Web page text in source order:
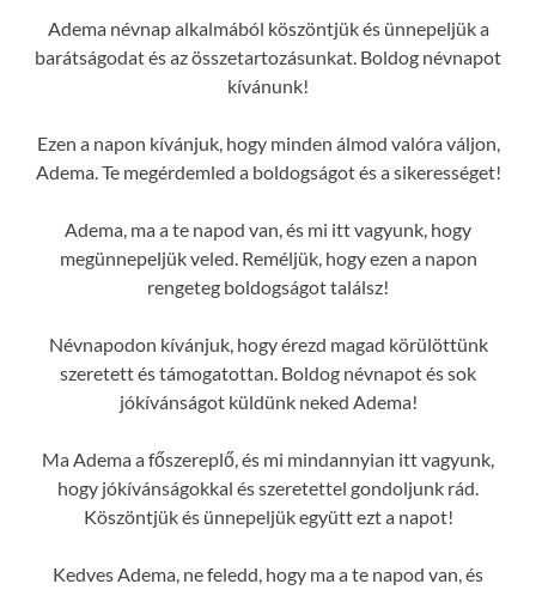
Adema névnap alkalmából köszöntjük és ünnepeljük a
barátságodat és az összetartozásunkat. Boldog névnapot
kívánunk!
Ezen a napon kívánjuk, hogy minden álmod valóra váljon,
Adema. Te megérdemled a boldogságot és a sikerességet!
Adema, ma a te napod van, és mi itt vagyunk, hogy
megünnepeljük veled. Reméljük, hogy ezen a napon
rengeteg boldogságot találsz!
Névnapodon kívánjuk, hogy érezd magad körülöttünk
szeretett és támogatottan. Boldog névnapot és sok
jókívánságot küldünk neked Adema!
Ma Adema a főszereplő, és mi mindannyian itt vagyunk,
hogy jókívánságokkal és szeretettel gondoljunk rád.
Köszöntjük és ünnepeljük együtt ezt a napot!
Kedves Adema, ne feledd, hogy ma a te napod van, és